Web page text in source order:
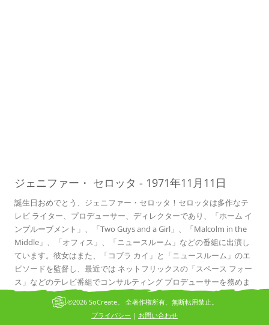
ジェニファー・ セロッタ - 1971年11月11日
誕生日おめでとう、ジェニファー・セロッタ！セロッタは多作なテ
レビ ライター、プロデューサー、ディレクターであり、「ホーム イ
ンプルーブメント」、「Two Guys and a Girl」、「Malcolm in the
Middle」、「オフィス」、「ニュースルーム」などの番組に出演し
ています。彼女はまた、「コブラ カイ」と「ニュースルーム」のエ
ピソードを監督し、最近では ネットフリックスの「スペース フォー
ス」などのテレビ番組でコンサルティング プロデューサーを務めま
した。
プライバシー | お問い合わせ
©2026 SoCreate。 全著作権所有、無断転用禁止。